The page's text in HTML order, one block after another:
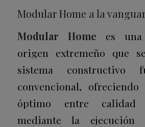
Modular Home a la
Modular Home es una
origen extremeño que
sistema
convencional,
óptimo entre calidad
mediante la ejecución